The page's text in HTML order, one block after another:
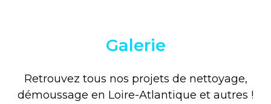
Galerie
Retrouvez tous nos projets de nettoyage,
démoussage en Loire-Atlantique et autres !